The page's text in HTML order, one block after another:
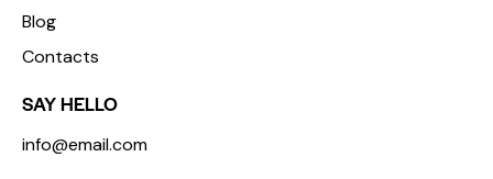
Blog
Contacts
SAY HELLO
info@email.com